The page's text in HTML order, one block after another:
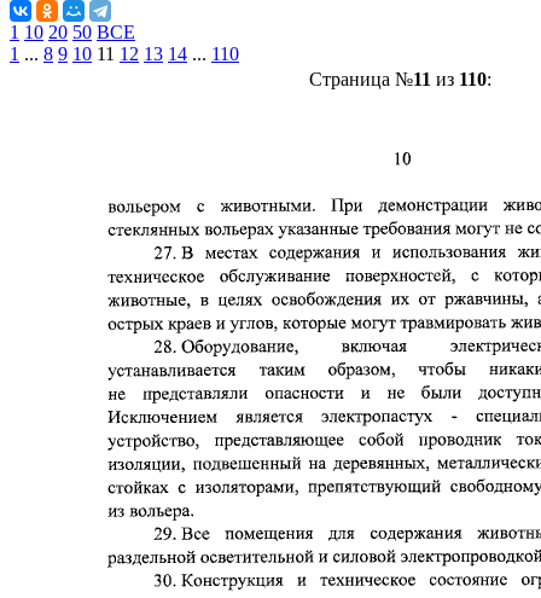
1 10 20 50 ВСЕ
1 ... 8 9 10 11 12 13 14 ... 110
Страница №11 из 110: